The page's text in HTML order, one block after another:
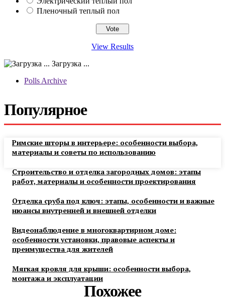
Пленочный теплый пол
View Results
Загрузка ...
Polls Archive
Популярное
Римские шторы в интерьере: особенности выбора,
материалы и советы по использованию
Строительство и отделка загородных домов: этапы
работ, материалы и особенности проектирования
Отделка сруба под ключ: этапы, особенности и важные
нюансы внутренней и внешней отделки
Видеонаблюдение в многоквартирном доме:
особенности установки, правовые аспекты и
преимущества для жителей
Мягкая кровля для крыши: особенности выбора,
монтажа и эксплуатации
Похожее